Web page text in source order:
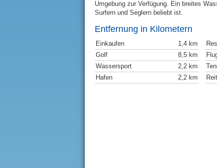
Umgebung zur Verfügung. Ein breites
Surfern und Seglern beliebt ist.
Entfernung in Kilometern
Einkaufen
1,4 km
Golf
8,5 km
Wassersport
2,2 km
Hafen
2,2 km